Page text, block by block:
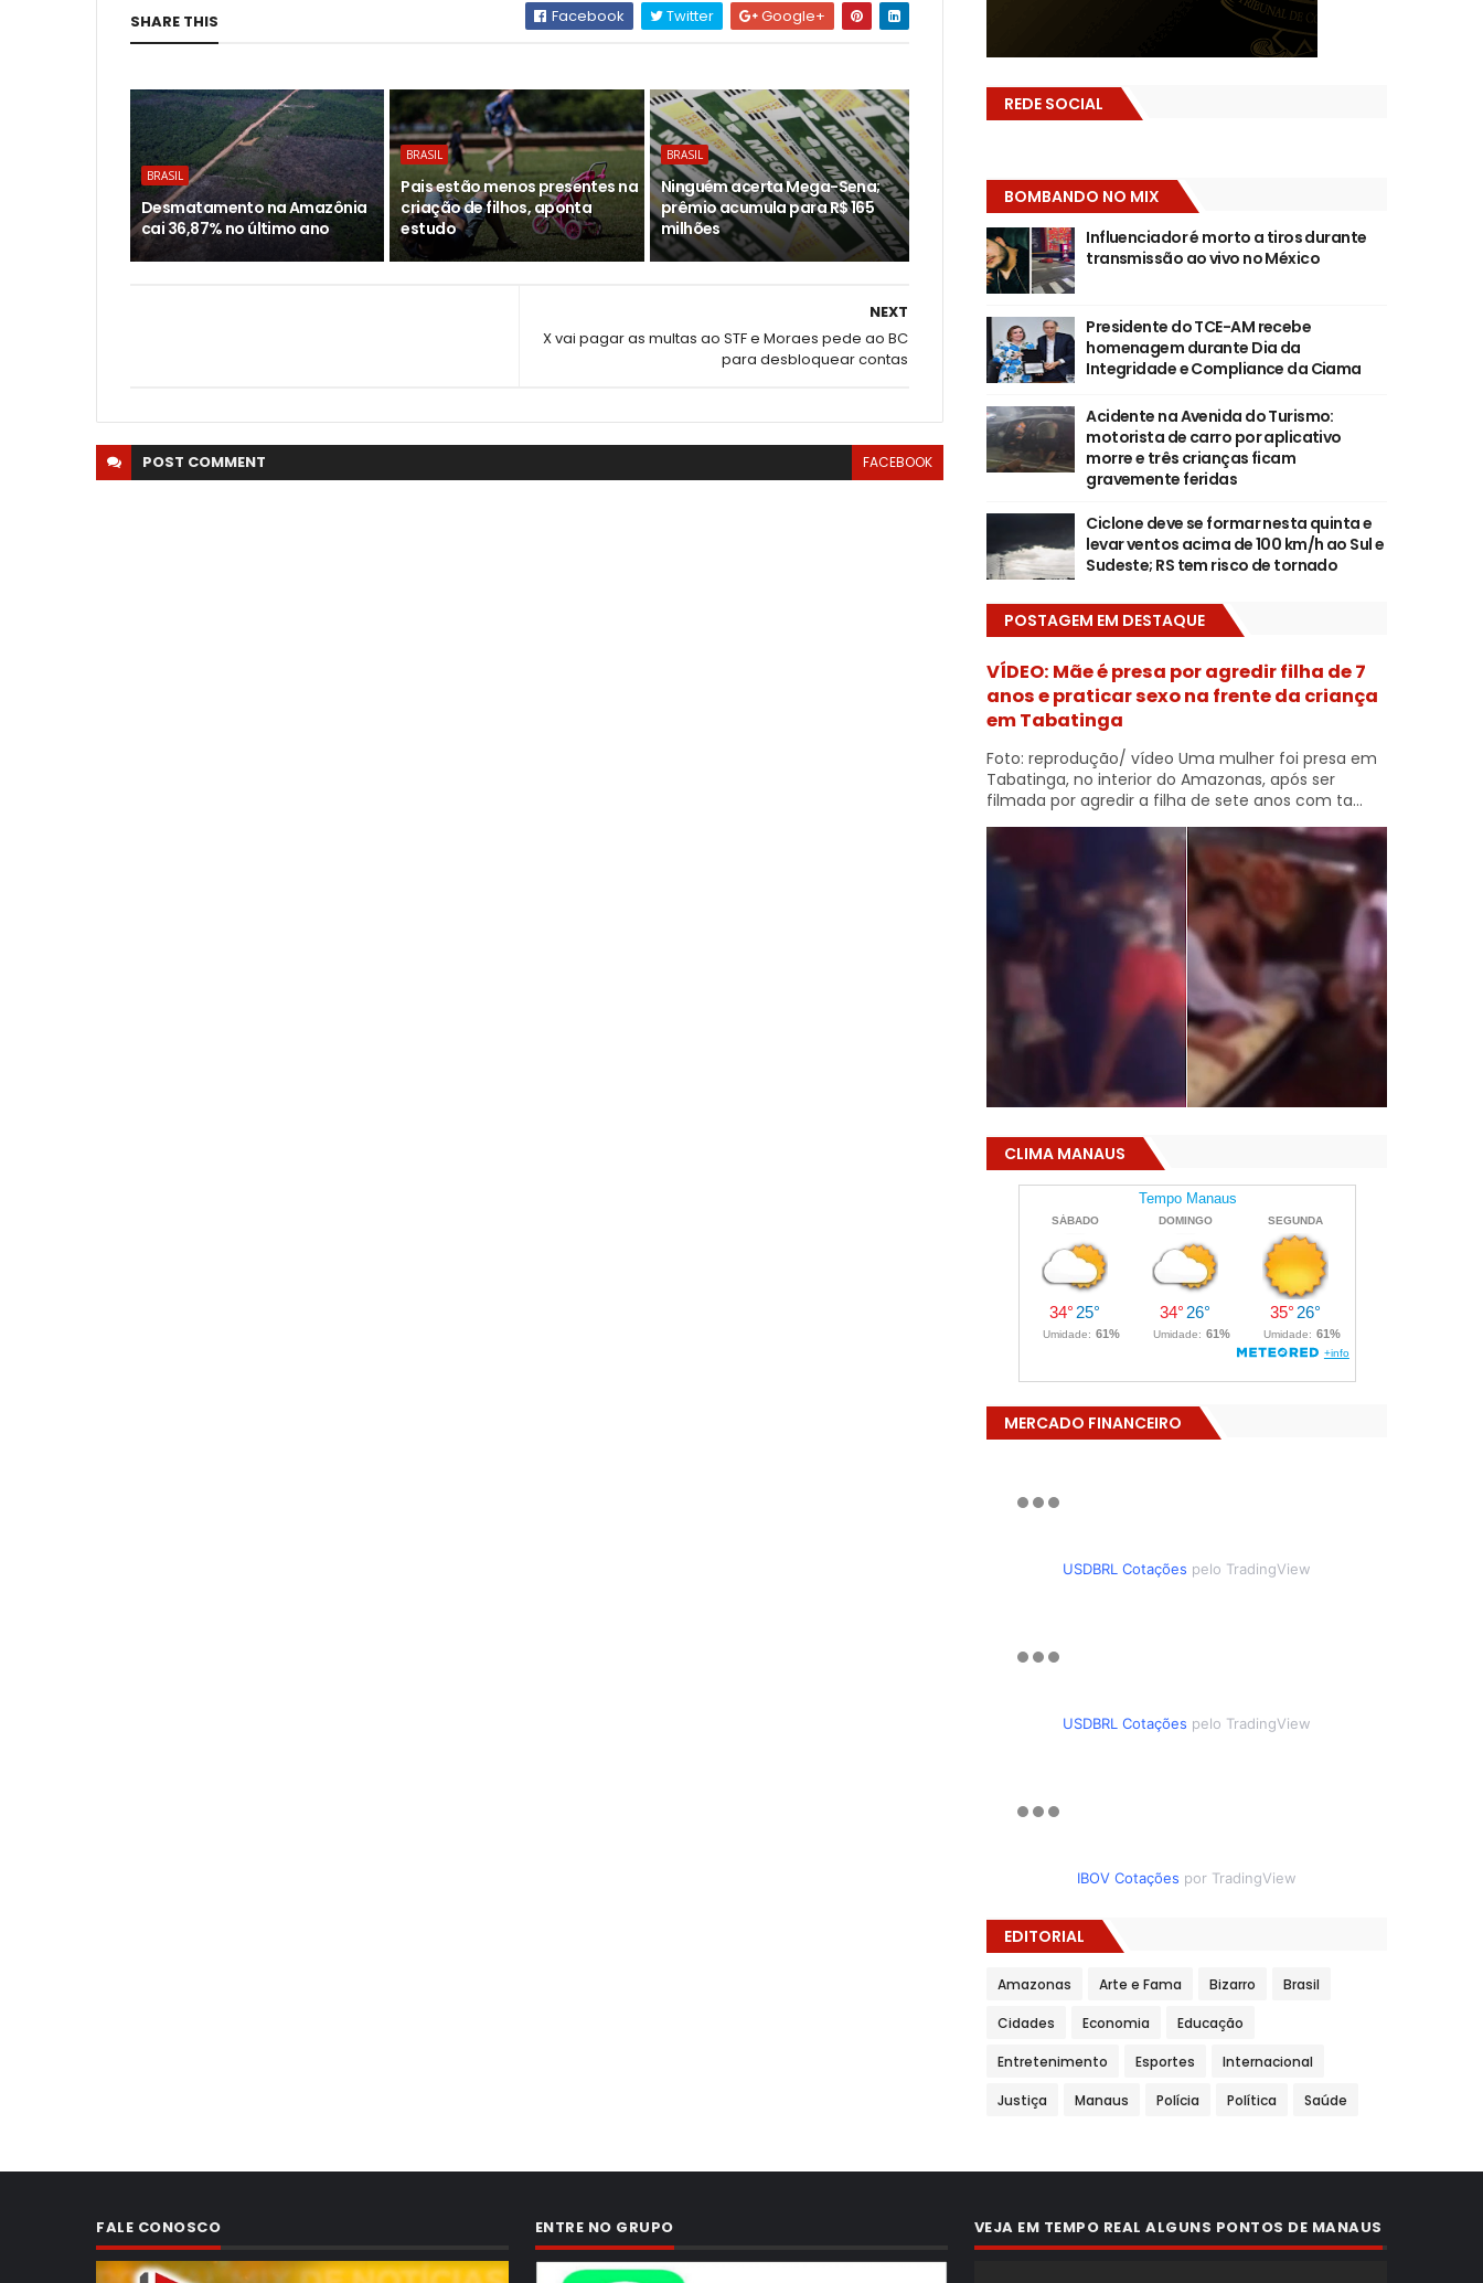
SHARE THIS Facebook Twitter Google+
BRASIL
Desmatamento na Amazônia
cai 36,87% no último ano
BRASIL
Pais estão menos presentes na
criação de filhos, aponta
estudo
BRASIL
Ninguém acerta Mega-Sena;
prêmio acumula para R$ 165
milhões
NEXT
X vai pagar as multas ao STF e Moraes pede ao BC
para desbloquear contas
POST COMMENT FACEBOOK
REDE SOCIAL
BOMBANDO NO MIX
Influenciador é morto a tiros durante
transmissão ao vivo no México
Presidente do TCE-AM recebe
homenagem durante Dia da
Integridade e Compliance da Ciama
Acidente na Avenida do Turismo:
motorista de carro por aplicativo
morre e três crianças ficam
gravemente feridas
Ciclone deve se formar nesta quinta e
levar ventos acima de 100 km/h ao Sul e
Sudeste; RS tem risco de tornado
POSTAGEM EM DESTAQUE
VÍDEO: Mãe é presa por agredir filha de 7
anos e praticar sexo na frente da criança
em Tabatinga
Foto: reprodução/ vídeo Uma mulher foi presa em
Tabatinga, no interior do Amazonas, após ser
filmada por agredir a filha de sete anos com ta...
CLIMA MANAUS
MERCADO FINANCEIRO
USDBRL Cotações pelo TradingView
USDBRL Cotações pelo TradingView
IBOV Cotações por TradingView
EDITORIAL
Amazonas Arte e Fama Bizarro Brasil
Cidades Economia Educação
Entretenimento Esportes Internacional
Justiça Manaus Polícia Política Saúde
FALE CONOSCO ENTRE NO GRUPO VEJA EM TEMPO REAL ALGUNS PONTOS DE MANAUS